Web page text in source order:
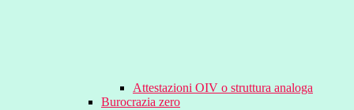
Attestazioni OIV o struttura analoga
Burocrazia zero